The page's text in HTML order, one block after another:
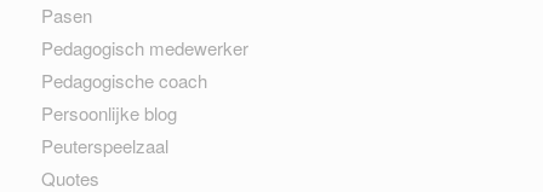
Pasen
Pedagogisch medewerker
Pedagogische coach
Persoonlijke blog
Peuterspeelzaal
Quotes